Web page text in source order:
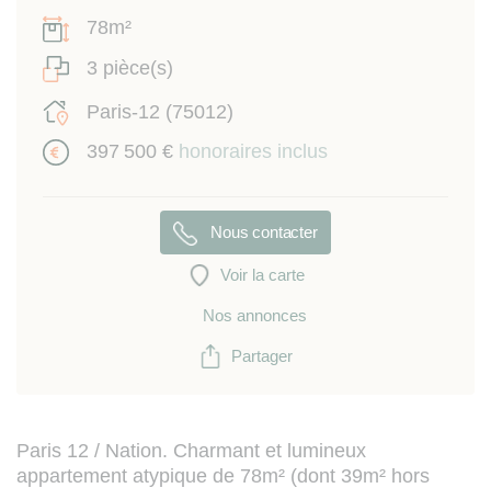
78m²
3 pièce(s)
Paris-12 (75012)
397 500 € honoraires inclus
Nous contacter
Voir la carte
Nos annonces
Partager
Paris 12 / Nation. Charmant et lumineux
appartement atypique de 78m² (dont 39m² hors